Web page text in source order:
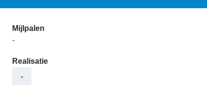
Mijlpalen
-
Realisatie
-